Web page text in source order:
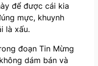
để được cái kia
mực, khuynh
là xấu.
đoạn Tin Mừng
dám bán và